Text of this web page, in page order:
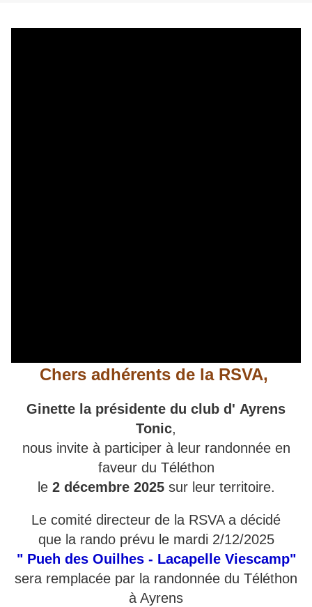
Chers adhérents de la RSVA,
Ginette la présidente du club d' Ayrens
Tonic,
nous invite à participer à leur randonnée en
faveur du Téléthon
le 2 décembre 2025sur leur territoire.
Le comité directeur de la RSVA a décidé
que la rando prévu le mardi 2/12/2025
" Pueh des Ouilhes - Lacapelle Viescamp"
sera remplacée par la randonnée du Téléthon
à Ayrens